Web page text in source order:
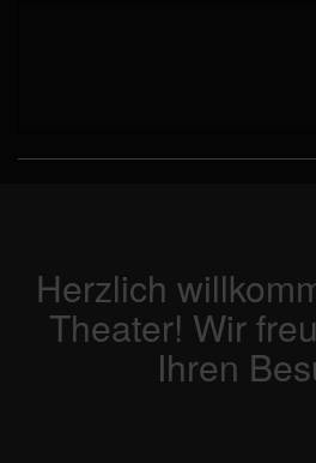
Herzlich
Theater! Wir
Ihren